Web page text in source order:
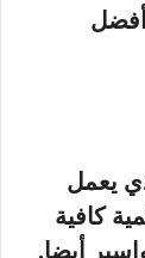
أفضل
يعمل
كافية
أيضا.